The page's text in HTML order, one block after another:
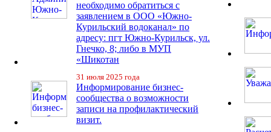
необходимо обратиться с
заявлением в ООО «Южно-
Курильский водоканал» по
адресу: пгт Южно-Курильск, ул.
Гнечко, 8; либо в МУП
«Шикотан
31 июля 2025 года
Информирование бизнес-
сообщества о возможности
записи на профилактический
визит.